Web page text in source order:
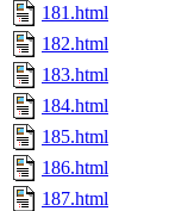
181.html
182.html
183.html
184.html
185.html
186.html
187.html